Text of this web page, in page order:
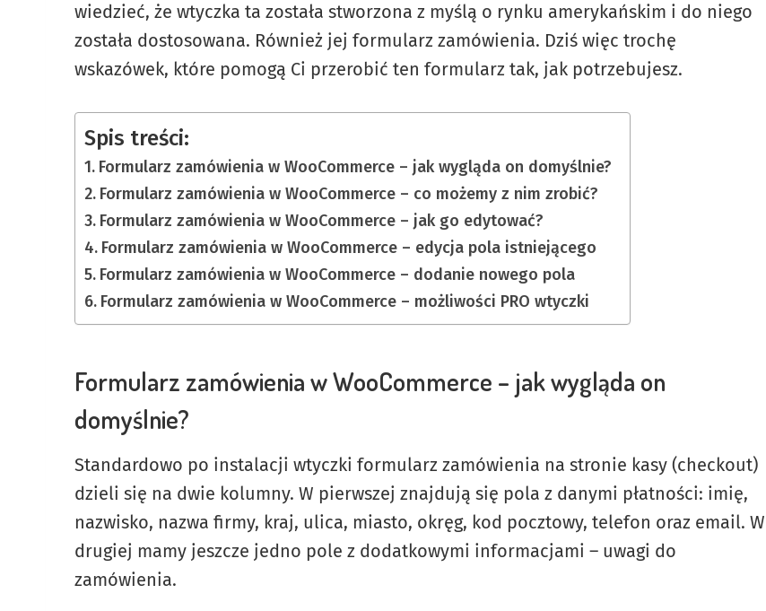
wiedzieć, że wtyczka ta została stworzona z myślą o rynku amerykańskim i do niego
została dostosowana. Również jej formularz zamówienia. Dziś więc trochę
wskazówek, które pomogą Ci przerobić ten formularz tak, jak potrzebujesz.
Spis treści:
Formularz zamówienia w WooCommerce – jak wygląda on domyślnie?
Formularz zamówienia w WooCommerce – co możemy z nim zrobić?
Formularz zamówienia w WooCommerce – jak go edytować?
Formularz zamówienia w WooCommerce – edycja pola istniejącego
Formularz zamówienia w WooCommerce – dodanie nowego pola
Formularz zamówienia w WooCommerce – możliwości PRO wtyczki
Formularz zamówienia w WooCommerce – jak wygląda on
domyślnie?
Standardowo po instalacji wtyczki formularz zamówienia na stronie kasy (checkout)
dzieli się na dwie kolumny. W pierwszej znajdują się pola z danymi płatności: imię,
nazwisko, nazwa firmy, kraj, ulica, miasto, okręg, kod pocztowy, telefon oraz email. W
drugiej mamy jeszcze jedno pole z dodatkowymi informacjami – uwagi do
zamówienia.